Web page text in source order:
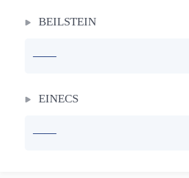
BEILSTEIN
——
EINECS
——